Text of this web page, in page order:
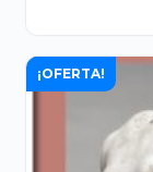
¡OFERTA!